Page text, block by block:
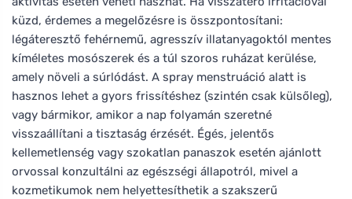
küzd, érdemes a megelőzésre is összpontosítani:
légáteresztő fehérnemű, agresszív illatanyagoktól mentes
kíméletes mosószerek és a túl szoros ruházat kerülése,
amely növeli a súrlódást. A spray menstruáció alatt is
hasznos lehet a gyors frissítéshez (szintén csak külsőleg),
vagy bármikor, amikor a nap folyamán szeretné
visszaállítani a tisztaság érzését. Égés, jelentős
kellemetlenség vagy szokatlan panaszok esetén ajánlott
orvossal konzultálni az egészségi állapotról, mivel a
kozmetikumok nem helyettesíthetik a szakszerű